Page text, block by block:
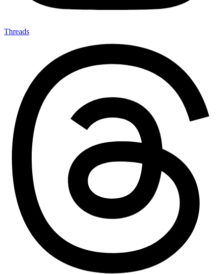
Threads